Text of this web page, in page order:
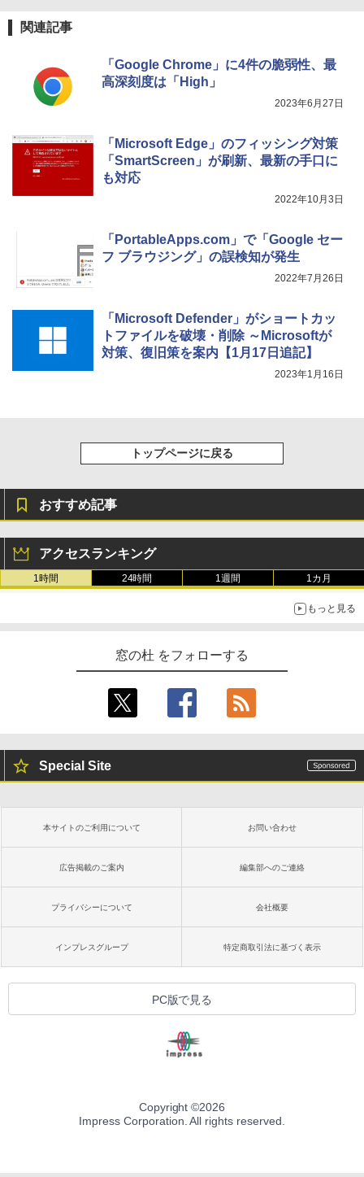
整、色調調節ライト、プレミアムペン付
き、グラファイト
関連記事
「Google Chrome」に4件の脆弱性、最
高深刻度は「High」
2023年6月27日
「Microsoft Edge」のフィッシング対策
「SmartScreen」が刷新、最新の手口に
も対応
2022年10月3日
「PortableApps.com」で「Google セー
フ ブラウジング」の誤検知が発生
2022年7月26日
「Microsoft Defender」がショートカッ
トファイルを破壊・削除 ～Microsoftが
対策、復旧策を案内【1月17日追記】
2023年1月16日
トップページに戻る
おすすめ記事
アクセスランキング
1時間 24時間 1週間 1カ月
もっと見る
窓の杜 をフォローする
Special Site
本サイトのご利用について お問い合わせ
広告掲載のご案内 編集部へのご連絡
プライバシーについて 会社概要
インプレスグループ 特定商取引法に基づく表示
PC版で見る
Copyright ©2026
Impress Corporation. All rights reserved.